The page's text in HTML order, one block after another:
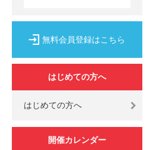
無料会員登録はこちら
はじめての方へ
はじめての方へ
開催カレンダー